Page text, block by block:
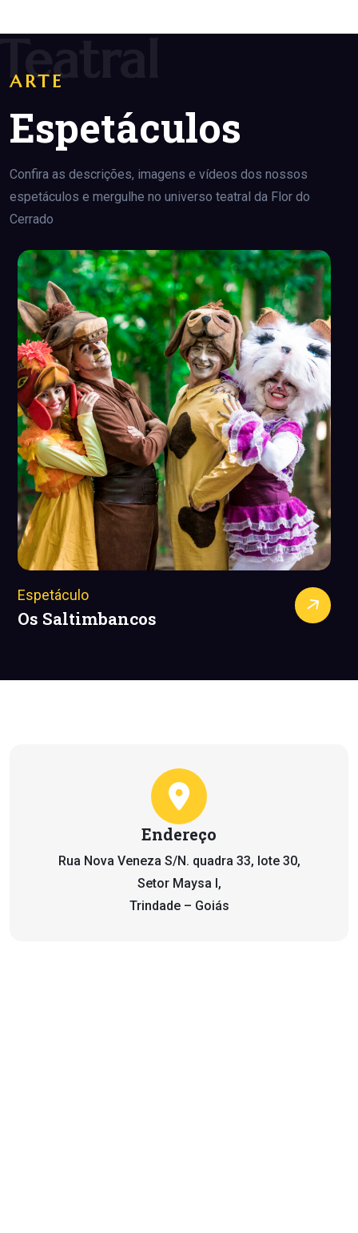
ARTE
Espetáculos
Confira as descrições, imagens e vídeos dos nossos
espetáculos e mergulhe no universo teatral da Flor do
Cerrado
Espetáculo
Os Saltimbancos
Endereço
Rua Nova Veneza S/N. quadra 33, lote 30,
Setor Maysa I,
Trindade – Goiás